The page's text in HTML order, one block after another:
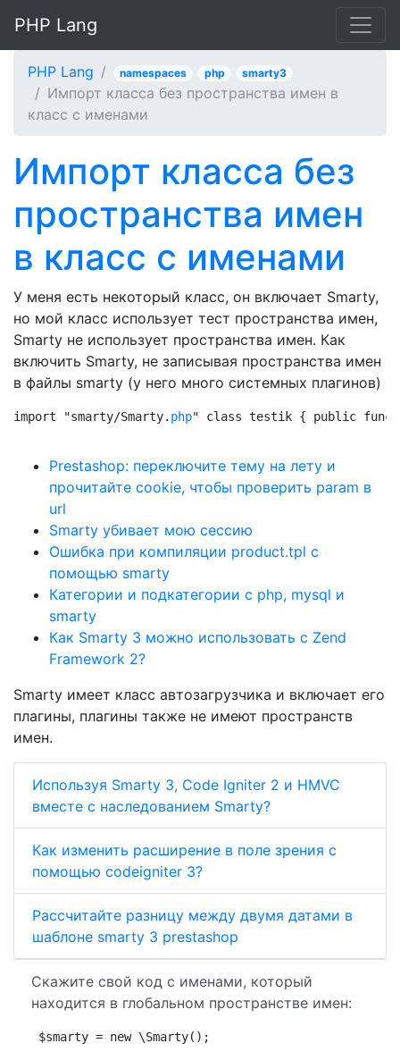
PHP Lang
PHP Lang namespaces php smarty3
Импорт класса без пространства имен в
класс с именами
Импорт класса без
пространства имен
в класс с именами
У меня есть некоторый класс, он включает Smarty,
но мой класс использует тест пространства имен,
Smarty не использует пространства имен. Как
включить Smarty, не записывая пространства имен
в файлы smarty (у него много системных плагинов)
import "smarty/Smarty. php" class testik { public
Prestashop: переключите тему на лету и
прочитайте cookie, чтобы проверить param в
url
Smarty убивает мою сессию
Ошибка при компиляции product.tpl с
помощью smarty
Категории и подкатегории с php, mysql и
smarty
Как Smarty 3 можно использовать с Zend
Framework 2?
Smarty имеет класс автозагрузчика и включает его
плагины, плагины также не имеют пространств
имен.
Используя Smarty 3, Code Igniter 2 и HMVC
вместе с наследованием Smarty?
Как изменить расширение в поле зрения с
помощью codeigniter 3?
Рассчитайте разницу между двумя датами в
шаблоне smarty 3 prestashop
Скажите свой код с именами, который
находится в глобальном пространстве имен:
$smarty = new \Smarty();